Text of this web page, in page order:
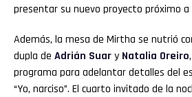
presentar su nuevo proyecto próximo a
Además, la mesa de Mirtha se nutrió
dupla de Adrián Suary Natalia Oreiro
programa para adelantar detalles del
“Yo, narciso”. El cuarto invitado de la